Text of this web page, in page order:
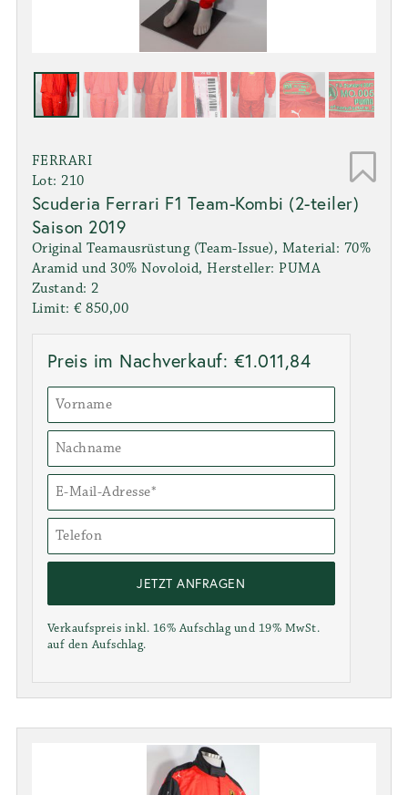
FERRARI
Lot: 210
Scuderia Ferrari F1 Team-Kombi (2-teiler)
Saison 2019
Original Teamausrüstung (Team-Issue), Material: 70%
Aramid und 30% Novoloid, Hersteller: PUMA
Zustand: 2
Limit: € 850,00
Preis im Nachverkauf: €1.011,84
JETZT ANFRAGEN
Verkaufspreis inkl. 16% Aufschlag und 19% MwSt.
auf den Aufschlag.